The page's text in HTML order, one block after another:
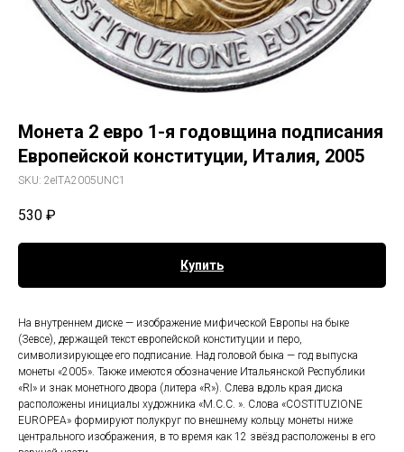
Монета 2 евро 1-я годовщина подписания
Европейской конституции, Италия, 2005
SKU: 2eITA2005UNC1
530 ₽
Купить
На внутреннем диске — изображение мифической Европы на быке
(Зевсе), держащей текст европейской конституции и перо,
символизирующее его подписание. Над головой быка — год выпуска
монеты «2005». Также имеются обозначение Итальянской Республики
«RI» и знак монетного двора (литера «R»). Слева вдоль края диска
расположены инициалы художника «M.C.C. ». Слова «COSTITUZIONE
EUROPEA» формируют полукруг по внешнему кольцу монеты ниже
центрального изображения, в то время как 12 звёзд расположены в его